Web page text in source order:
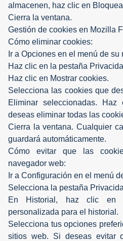
almacenen, haz clic en
Cierra la ventana.
Gestión de cookies en Mozilla
Cómo eliminar cookies:
Ir a Opciones en el menú de su
Haz clic en la pestaña
Haz clic en Mostrar cookies.
Selecciona las cookies que
Eliminar seleccionadas.
deseas eliminar todas las
Cierra la ventana. Cualquier
guardará automáticamente.
Cómo evitar que las
navegador web:
Ir a Configuración en el menú
Selecciona la pestaña
En Historial, haz clic en
personalizada para el historial.
Selecciona tus opciones
sitios web. Si deseas evitar